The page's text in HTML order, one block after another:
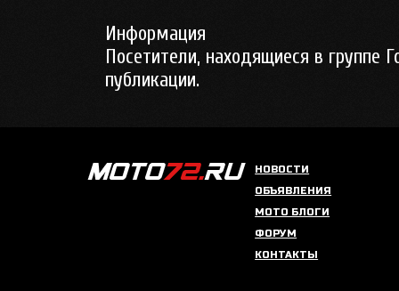
Информация
Посетители, находящиеся в группе
публикации.
НОВОСТИ
ОБЪЯВЛЕНИЯ
МОТО БЛОГИ
ФОРУМ
КОНТАКТЫ